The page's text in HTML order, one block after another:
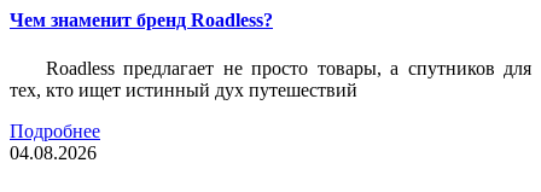
Чем знаменит бренд Roadless?
Roadless предлагает не просто товары, а спутников для
тех, кто ищет истинный дух путешествий
Подробнее
04.08.2026